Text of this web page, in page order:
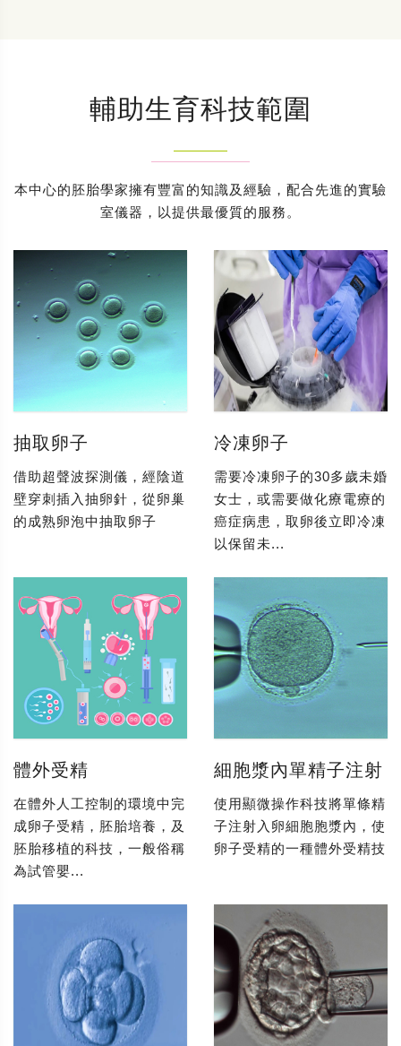
輔助生育科技範圍
本中心的胚胎學家擁有豐富的知識及經驗，配合先進的實驗
室儀器，以提供最優質的服務。
抽取卵子
借助超聲波探測儀，經陰道
壁穿刺插入抽卵針，從卵巢
的成熟卵泡中抽取卵子
冷凍卵子
需要冷凍卵子的30多歲未婚
女士，或需要做化療電療的
癌症病患，取卵後立即冷凍
以保留未...
體外受精
在體外人工控制的環境中完
成卵子受精，胚胎培養，及
胚胎移植的科技，一般俗稱
為試管嬰...
細胞漿內單精子注射
使用顯微操作科技將單條精
子注射入卵細胞胞漿內，使
卵子受精的一種體外受精技